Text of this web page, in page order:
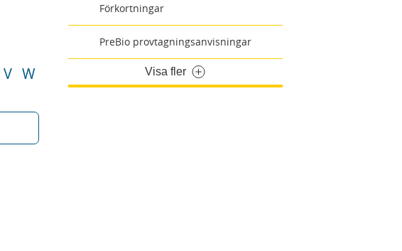
Förkortningar
PreBio provtagningsanvisningar
Visa fler
V W